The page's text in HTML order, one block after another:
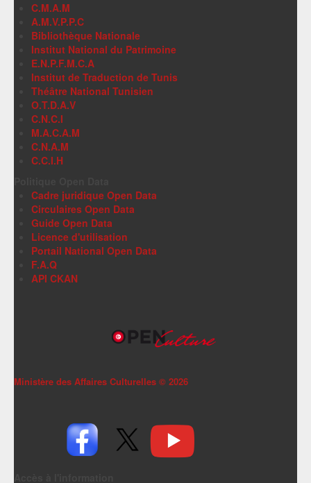
C.M.A.M
A.M.V.P.P.C
Bibliothèque Nationale
Institut National du Patrimoine
E.N.P.F.M.C.A
Institut de Traduction de Tunis
Théâtre National Tunisien
O.T.D.A.V
C.N.C.I
M.A.C.A.M
C.N.A.M
C.C.I.H
Cadre juridique Open Data
Circulaires Open Data
Guide Open Data
Licence d'utilisation
Portail National Open Data
F.A.Q
API CKAN
Ministère des Affaires Culturelles © 2026